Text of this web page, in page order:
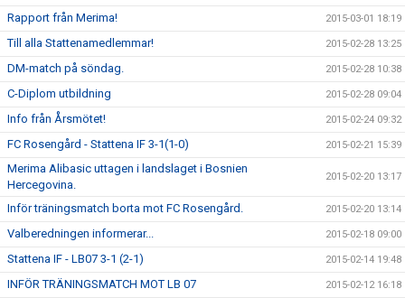
Rapport från Merima! 2015-03-01 18:19
Till alla Stattenamedlemmar! 2015-02-28 13:25
DM-match på söndag. 2015-02-28 10:38
C-Diplom utbildning 2015-02-28 09:04
Info från Årsmötet! 2015-02-24 09:32
FC Rosengård - Stattena IF 3-1(1-0) 2015-02-21 15:39
Merima Alibasic uttagen i landslaget i Bosnien
Hercegovina.
2015-02-20 13:17
Inför träningsmatch borta mot FC Rosengård. 2015-02-20 13:14
Valberedningen informerar... 2015-02-18 09:00
Stattena IF - LB07 3-1 (2-1) 2015-02-14 19:48
INFÖR TRÄNINGSMATCH MOT LB 07 2015-02-12 16:18